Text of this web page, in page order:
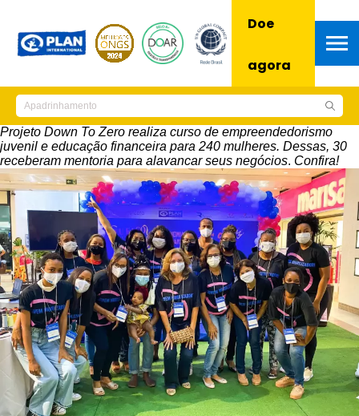
Doe
agora
Projeto Down To Zero realiza curso de empreendedorismo
juvenil e educação financeira para 240 mulheres. Dessas, 30
receberam mentoria para alavancar seus negócios. Confira!